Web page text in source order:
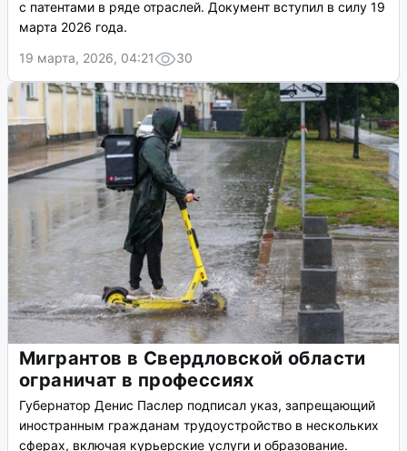
с патентами в ряде отраслей. Документ вступил в силу 19
марта 2026 года.
19 марта, 2026, 04:21
30
Мигрантов в Свердловской области
ограничат в профессиях
Губернатор Денис Паслер подписал указ, запрещающий
иностранным гражданам трудоустройство в нескольких
сферах, включая курьерские услуги и образование.